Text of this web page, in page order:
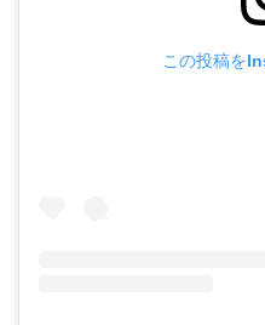
この投稿を